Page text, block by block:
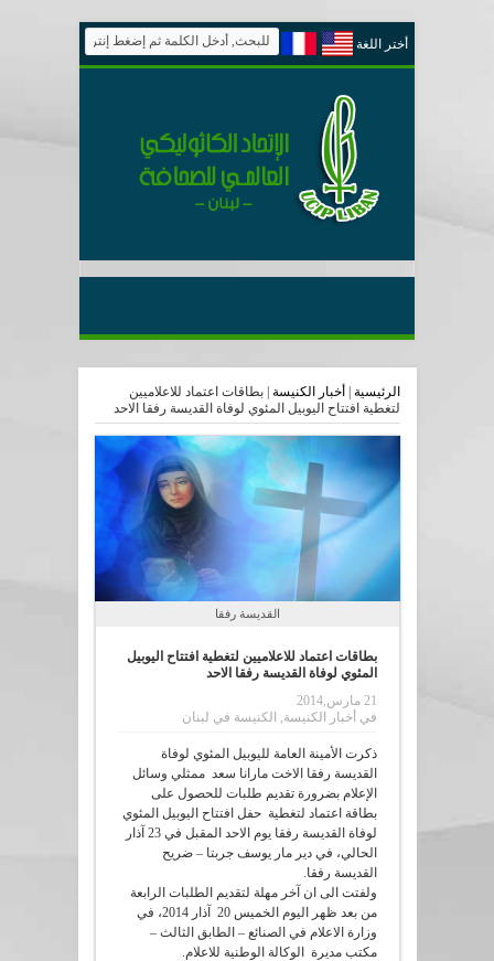
أختر اللغة
الرئيسية أخبار الكنيسة |بطاقات اعتماد للاعلاميين
لتغطية افتتاح اليوبيل المئوي لوفاة القديسة رفقا الاحد
القديسة رفقا
بطاقات اعتماد للاعلاميين لتغطية افتتاح اليوبيل
المئوي لوفاة القديسة رفقا الاحد
21 مارس,2014
في أخبار الكنيسة, الكنيسة في لبنان
ذكرت الأمينة العامة لليوبيل المئوي لوفاة
القديسة رفقا الاخت مارانا سعد ممثلي وسائل
الإعلام بضرورة تقديم طلبات للحصول على
بطاقة اعتماد لتغطية حفل افتتاح اليوبيل المئوي
لوفاة القديسة رفقا يوم الاحد المقبل في 23 آذار
الحالي، في دير مار يوسف جربتا – ضريح
القديسة رفقا.
ولفتت الى ان آخر مهلة لتقديم الطلبات الرابعة
من بعد ظهر اليوم الخميس 20 آذار 2014، في
وزارة الاعلام في الصنائع – الطابق الثالث –
مكتب مديرة الوكالة الوطنية للاعلام.